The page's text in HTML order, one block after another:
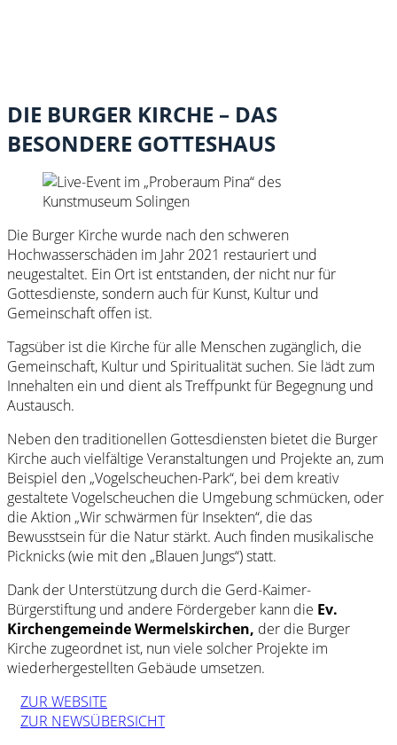
DIE BURGER KIRCHE – DAS
BESONDERE GOTTESHAUS
Die Burger Kirche wurde nach den schweren
Hochwasserschäden im Jahr 2021 restauriert und
neugestaltet. Ein Ort ist entstanden, der nicht nur für
Gottesdienste, sondern auch für Kunst, Kultur und
Gemeinschaft offen ist.
Tagsüber ist die Kirche für alle Menschen zugänglich, die
Gemeinschaft, Kultur und Spiritualität suchen. Sie lädt zum
Innehalten ein und dient als Treffpunkt für Begegnung und
Austausch.
Neben den traditionellen Gottesdiensten bietet die Burger
Kirche auch vielfältige Veranstaltungen und Projekte an, zum
Beispiel den „Vogelscheuchen-Park“, bei dem kreativ
gestaltete Vogelscheuchen die Umgebung schmücken, oder
die Aktion „Wir schwärmen für Insekten“, die das
Bewusstsein für die Natur stärkt. Auch finden musikalische
Picknicks (wie mit den „Blauen Jungs“) statt.
Dank der Unterstützung durch die Gerd-Kaimer-
Bürgerstiftung und andere Fördergeber kann die Ev.
Kirchengemeinde Wermelskirchen, der die Burger
Kirche zugeordnet ist, nun viele solcher Projekte im
wiederhergestellten Gebäude umsetzen.
ZUR WEBSITE
ZUR NEWSÜBERSICHT